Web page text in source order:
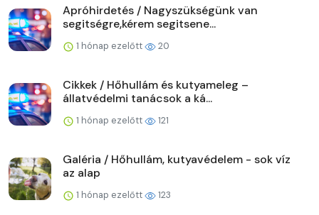
Apróhirdetés / Nagyszükségünk van
segitségre,kérem segitsene...
1 hónap ezelőtt 20
Cikkek / Hőhullám és kutyameleg –
állatvédelmi tanácsok a ká...
1 hónap ezelőtt 121
Galéria / Hőhullám, kutyavédelem - sok víz
az alap
1 hónap ezelőtt 123